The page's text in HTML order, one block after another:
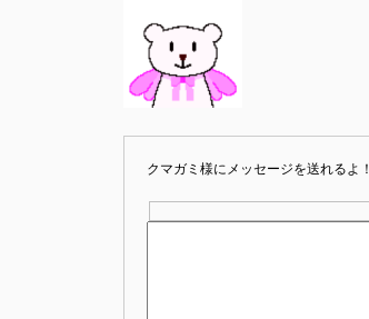
クマガミ様にメッセージを送れるよ！